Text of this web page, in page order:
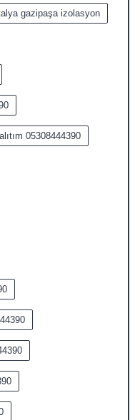
gazipaşa izolasyon
05308444390